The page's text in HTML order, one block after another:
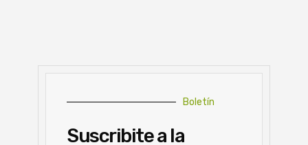
Boletín
Suscribite a la